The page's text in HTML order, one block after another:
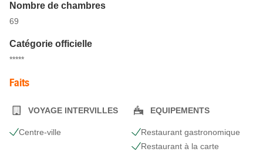
Nombre de chambres
69
Catégorie officielle
*****
Faits
VOYAGE INTERVILLES
Centre-ville
EQUIPEMENTS
Restaurant gastronomique
Restaurant à la carte